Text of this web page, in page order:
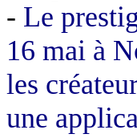
- Le
16 mai à
les
une